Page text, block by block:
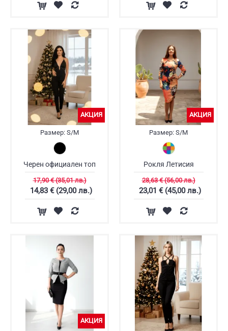
АКЦИЯ
Размер: S/M
Черен официален топ
17,90 € (35,01 лв.)
14,83 € (29,00 лв.)
АКЦИЯ
Размер: S/M
Рокля Летисия
28,63 € (56,00 лв.)
23,01 € (45,00 лв.)
АКЦИЯ